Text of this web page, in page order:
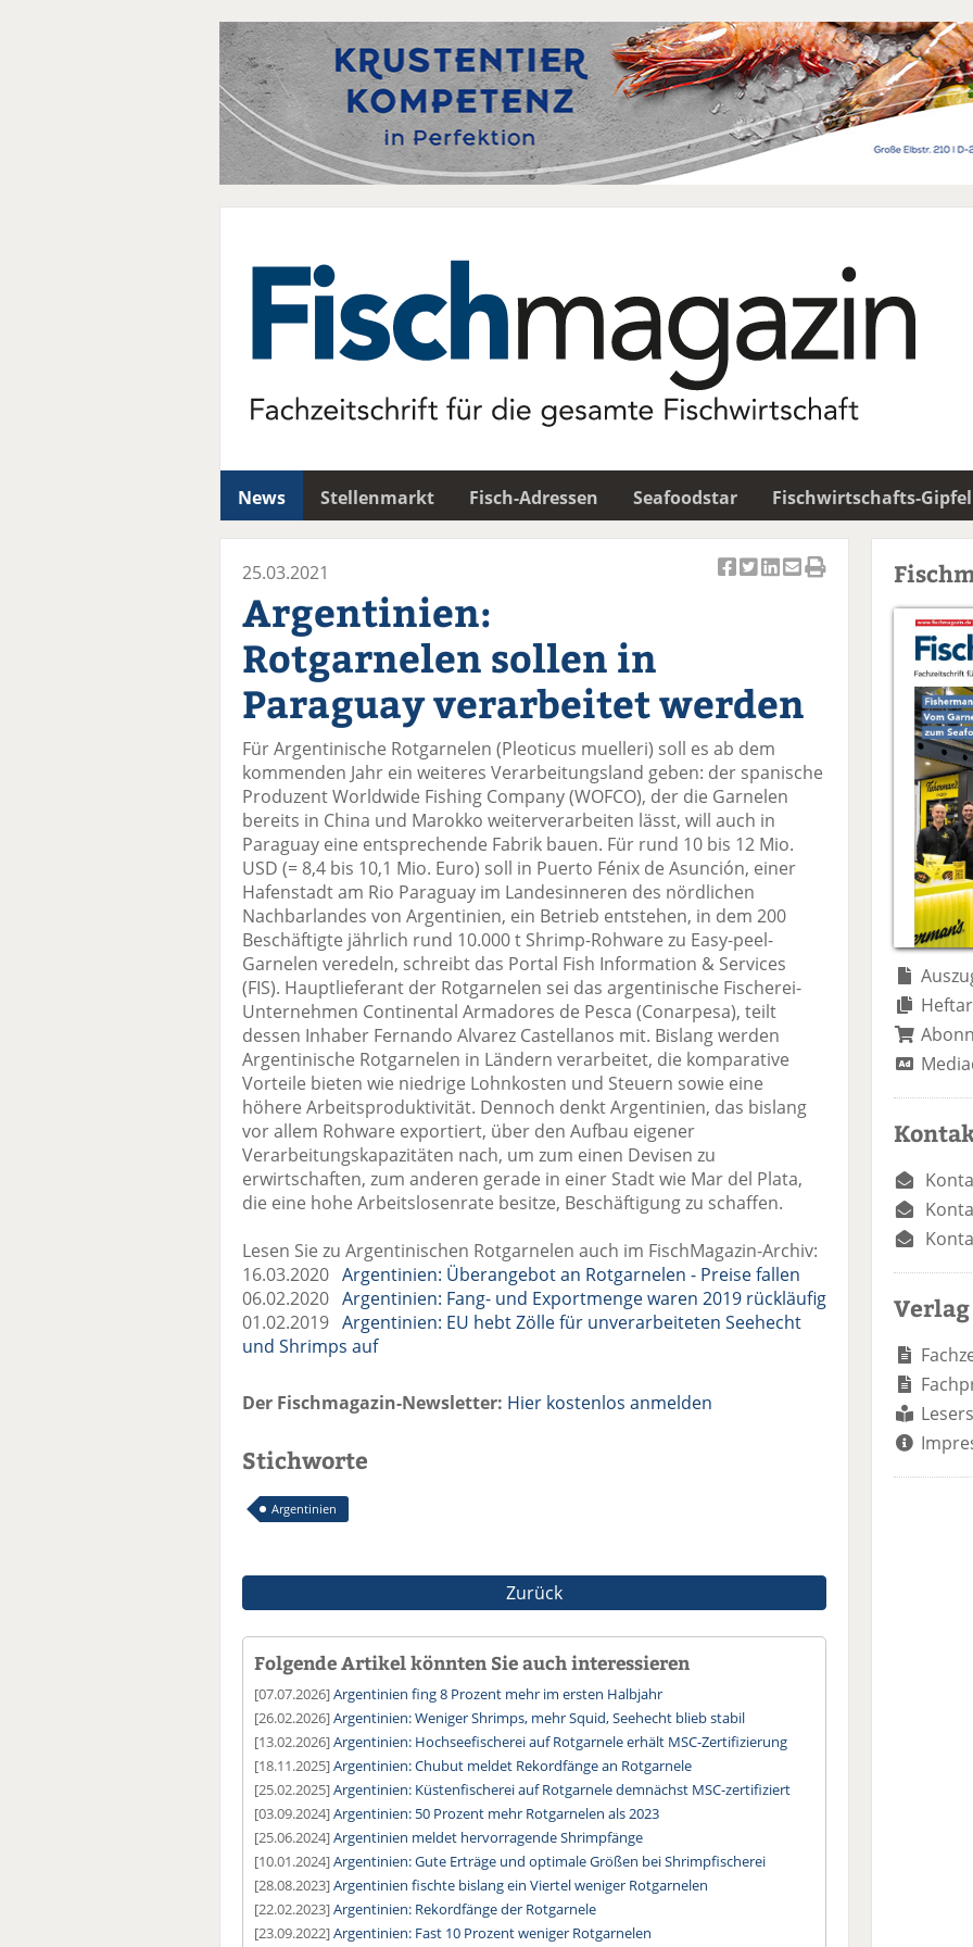
News Stellenmarkt Fisch-Adressen Seafoodstar Fischwirtschafts-Gipfel
uf
F
ac
e
b
o
o
k
te
il
e
n
t
wi
tt
er
n
uf
n
k
e
di
n
te
e
n
er
ai
l
er
se
d
n
e
n
25.03.2021
Argentinien:
Rotgarnelen sollen in
Paraguay verarbeitet werden
Für Argentinische Rotgarnelen (Pleoticus muelleri) soll es ab dem
kommenden Jahr ein weiteres Verarbeitungsland geben: der spanische
Produzent Worldwide Fishing Company (WOFCO), der die Garnelen
bereits in China und Marokko weiterverarbeiten lässt, will auch in
Paraguay eine entsprechende Fabrik bauen. Für rund 10 bis 12 Mio.
USD (= 8,4 bis 10,1 Mio. Euro) soll in Puerto Fénix de Asunción, einer
Hafenstadt am Rio Paraguay im Landesinneren des nördlichen
Nachbarlandes von Argentinien, ein Betrieb entstehen, in dem 200
Beschäftigte jährlich rund 10.000 t Shrimp-Rohware zu Easy-peel-
Garnelen veredeln, schreibt das Portal Fish Information & Services
(FIS). Hauptlieferant der Rotgarnelen sei das argentinische Fischerei-
Unternehmen Continental Armadores de Pesca (Conarpesa), teilt
dessen Inhaber Fernando Alvarez Castellanos mit. Bislang werden
Argentinische Rotgarnelen in Ländern verarbeitet, die komparative
Vorteile bieten wie niedrige Lohnkosten und Steuern sowie eine
höhere Arbeitsproduktivität. Dennoch denkt Argentinien, das bislang
vor allem Rohware exportiert, über den Aufbau eigener
Verarbeitungskapazitäten nach, um zum einen Devisen zu
erwirtschaften, zum anderen gerade in einer Stadt wie Mar del Plata,
die eine hohe Arbeitslosenrate besitze, Beschäftigung zu schaffen.
Lesen Sie zu Argentinischen Rotgarnelen auch im FischMagazin-Archiv:
16.03.2020 Argentinien: Überangebot an Rotgarnelen - Preise fallen
06.02.2020 Argentinien: Fang- und Exportmenge waren 2019 rückläufig
01.02.2019 Argentinien: EU hebt Zölle für unverarbeiteten Seehecht
und Shrimps auf
Der Fischmagazin-Newsletter: Hier kostenlos anmelden
Stichworte
Argentinien
Zurück
Folgende Artikel könnten Sie auch interessieren
[07.07.2026]Argentinien fing 8 Prozent mehr im ersten Halbjahr
[26.02.2026]Argentinien: Weniger Shrimps, mehr Squid, Seehecht blieb stabil
[13.02.2026]Argentinien: Hochseefischerei auf Rotgarnele erhält MSC-Zertifizierung
[18.11.2025]Argentinien: Chubut meldet Rekordfänge an Rotgarnele
[25.02.2025]Argentinien: Küstenfischerei auf Rotgarnele demnächst MSC-zertifiziert
[03.09.2024]Argentinien: 50 Prozent mehr Rotgarnelen als 2023
[25.06.2024]Argentinien meldet hervorragende Shrimpfänge
[10.01.2024]Argentinien: Gute Erträge und optimale Größen bei Shrimpfischerei
[28.08.2023]Argentinien fischte bislang ein Viertel weniger Rotgarnelen
[22.02.2023]Argentinien: Rekordfänge der Rotgarnele
[23.09.2022]Argentinien: Fast 10 Prozent weniger Rotgarnelen
Verlag